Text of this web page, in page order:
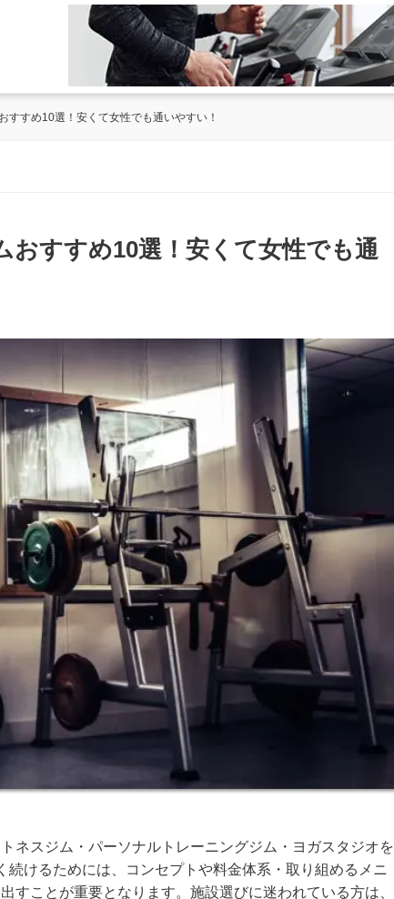
すすめ10選！安くて女性でも通いやすい！
おすすめ10選！安くて女性でも通
ネスジム・パーソナルトレーニングジム・ヨガスタジオを
続けるためには、コンセプトや料金体系・取り組めるメニ
すことが重要となります。施設選びに迷われている方は、